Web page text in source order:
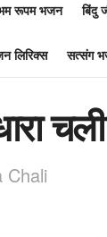
रूपम भजन बिंदु
लिरिक्स सत्संग
चली
Chali